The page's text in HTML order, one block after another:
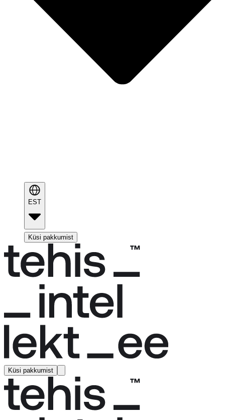
EST
Küsi pakkumist
Küsi pakkumist